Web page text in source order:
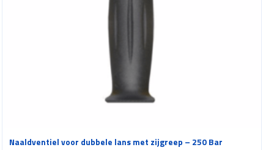
Naaldventiel voor dubbele lans met zijgreep – 250 Bar